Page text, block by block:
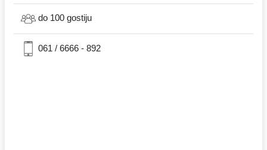
do 100 gostiju
061 / 6666 - 892